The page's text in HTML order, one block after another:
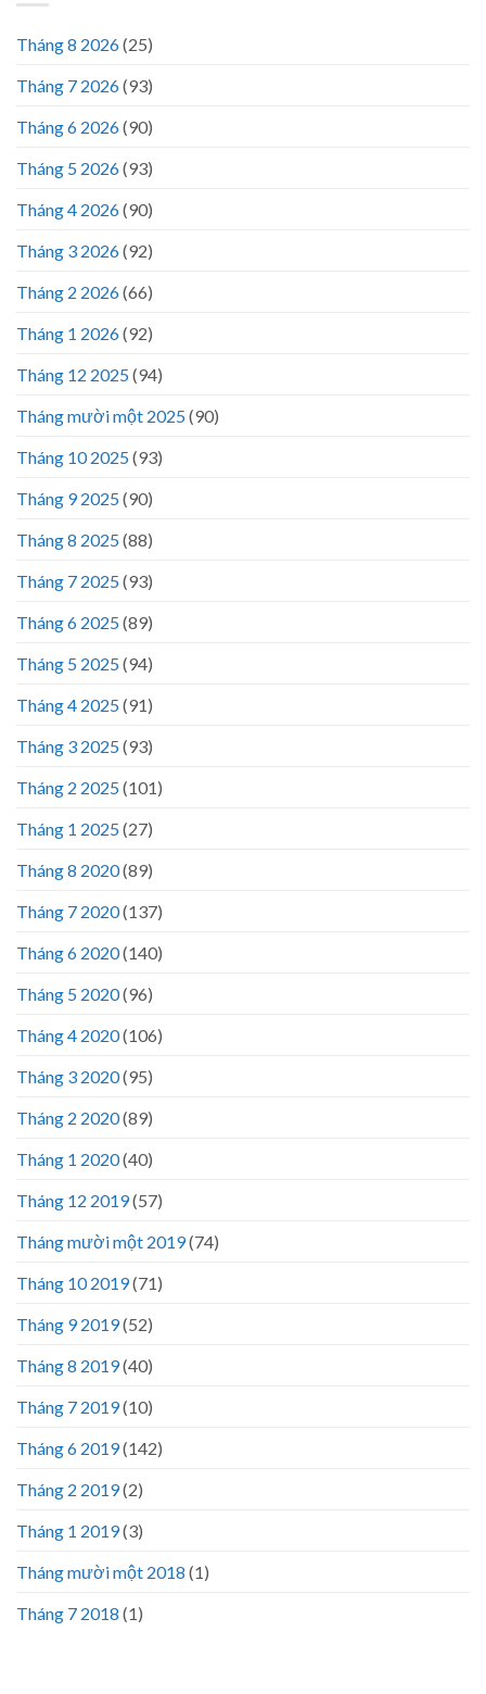
Tháng 8 2026(25)
Tháng 7 2026(93)
Tháng 6 2026(90)
Tháng 5 2026(93)
Tháng 4 2026(90)
Tháng 3 2026(92)
Tháng 2 2026(66)
Tháng 1 2026(92)
Tháng 12 2025(94)
Tháng mười một 2025(90)
Tháng 10 2025(93)
Tháng 9 2025(90)
Tháng 8 2025(88)
Tháng 7 2025(93)
Tháng 6 2025(89)
Tháng 5 2025(94)
Tháng 4 2025(91)
Tháng 3 2025(93)
Tháng 2 2025(101)
Tháng 1 2025(27)
Tháng 8 2020(89)
Tháng 7 2020(137)
Tháng 6 2020(140)
Tháng 5 2020(96)
Tháng 4 2020(106)
Tháng 3 2020(95)
Tháng 2 2020(89)
Tháng 1 2020(40)
Tháng 12 2019(57)
Tháng mười một 2019(74)
Tháng 10 2019(71)
Tháng 9 2019(52)
Tháng 8 2019(40)
Tháng 7 2019(10)
Tháng 6 2019(142)
Tháng 2 2019(2)
Tháng 1 2019(3)
Tháng mười một 2018 (1)
Tháng 7 2018 (1)